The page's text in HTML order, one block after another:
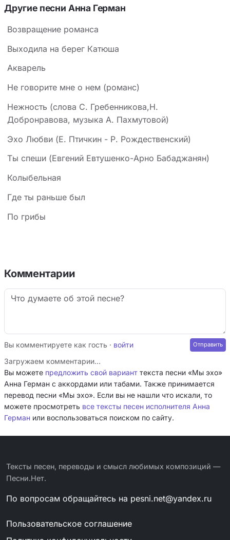
Другие песни Анна Герман
Возвращение романса
Выходила на берег Катюша
Акварель
Не говорите мне о нем (романс)
Нежность (слова С. Гребенникова,Н.
Добронравова, музыка А. Пахмутовой)
Эхо Любви (Е. Птичкин - Р. Рождественский)
Ты спеши (Евгений Евтушенко-Арно Бабаджанян)
Колыбельная
Где ты раньше был
По грибы
Комментарии
Вы комментируете как гость · войти
Загружаем комментарии…
Вы можете предложить свой вариант текста песни «Мы эхо»
Анна Герман с аккордами или табами. Также принимается
перевод песни «Мы эхо». Если вы не нашли что искали, то
можете просмотреть все тексты песен исполнителя Анна
Герман или воспользоваться поиском по сайту.
Тексты песен, переводы и смысл любимых композиций —
Песни.Нет.
По вопросам обращайтесь на pesni.net@yandex.ru
Пользовательское соглашение